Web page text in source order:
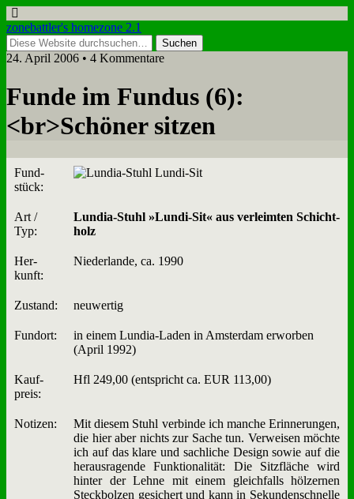
zonebattler's homezone 2.1
24. April 2006 • 4 Kommentare
Fun­de im Fun­dus (6):
<br>Schö­ner sit­zen
Fund­
stück:
Art /
Typ:
Lun­dia-Stuhl »Lun­di-Sit« aus ver­leim­ten Schicht­
holz
Her­
kunft:
Nie­der­lan­de, ca. 1990
Zu­stand: neu­wer­tig
Fund­ort:
in ei­nem Lun­dia-La­den in Am­ster­dam er­wor­ben
(April 1992)
Kauf­
preis:
Hfl 249,00 (ent­spricht ca. EUR 113,00)
No­ti­zen:
Mit die­sem Stuhl ver­bin­de ich man­che Er­in­ne­run­gen,
die hier aber nichts zur Sa­che tun. Ver­wei­sen möch­te
ich auf das kla­re und sach­li­che De­sign so­wie auf die
her­aus­ra­gen­de Funk­tio­na­li­tät: Die Sitz­flä­che wird
hin­ter der Leh­ne mit ei­nem gleich­falls höl­zer­nen
Steck­bol­zen ge­si­chert und kann in Se­kun­den­schnel­le